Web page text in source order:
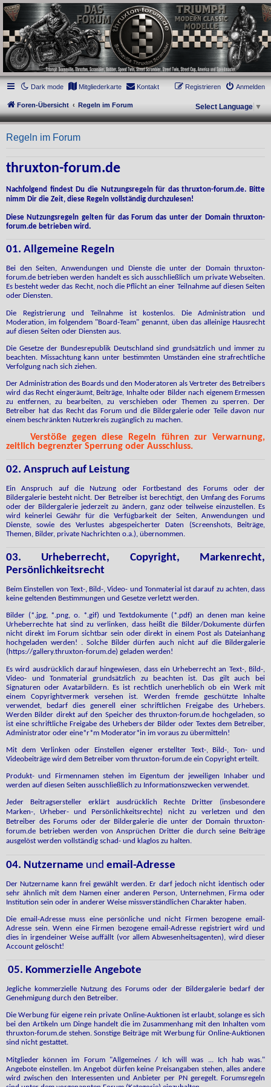
thruxton-forum.de
DAS FORUM! Alles rund um die Triumph Modern Classic Modelle. Das Forum für
die New Bonneville Baureihen ab BJ 2001. Triumph Bonneville, Thruxton,
Scrambler, Bobber, Speed Twin, Street Scrambler, Street Twin, Street Cup, America
und Speedmaster.
Dark mode
Mitgliederkarte Kontakt Anmelden
Registrieren
Foren-Übersicht Regeln im Forum Select Language ▼
Regeln im Forum
thruxton-forum.de
Nachfolgend findest Du die Nutzungsregeln für das thruxton-forum.de. Bitte
nimm Dir die Zeit, diese Regeln vollständig durchzulesen!
Diese Nutzungsregeln gelten für das Forum das unter der Domain thruxton-
forum.de betrieben wird.
01. Allgemeine Regeln
Bei den Seiten, Anwendungen und Dienste die unter der Domain thruxton-
forum.de betrieben werden handelt es sich ausschließlich um private Webseiten.
Es besteht weder das Recht, noch die Pflicht an einer Teilnahme auf diesen Seiten
oder Diensten.
Die Registrierung und Teilnahme ist kostenlos. Die Administration und
Moderation, im folgendem "Board-Team" genannt, üben das alleinige Hausrecht
auf diesen Seiten oder Diensten aus.
Die Gesetze der Bundesrepublik Deutschland sind grundsätzlich und immer zu
beachten. Missachtung kann unter bestimmten Umständen eine strafrechtliche
Verfolgung nach sich ziehen.
Der Administration des Boards und den Moderatoren als Vertreter des Betreibers
wird das Recht eingeräumt, Beiträge, Inhalte oder Bilder nach eigenem Ermessen
zu entfernen, zu bearbeiten, zu verschieben oder Themen zu sperren. Der
Betreiber hat das Recht das Forum und die Bildergalerie oder Teile davon nur
einem beschränkten Nutzerkreis zugänglich zu machen.
Verstöße gegen diese Regeln führen zur Verwarnung,
zeitlich begrenzter Sperrung oder Ausschluss.
02. Anspruch auf Leistung
Ein Anspruch auf die Nutzung oder Fortbestand des Forums oder der
Bildergalerie besteht nicht. Der Betreiber ist berechtigt, den Umfang des Forums
oder der Bildergalerie jederzeit zu ändern, ganz oder teilweise einzustellen. Es
wird keinerlei Gewähr für die Verfügbarkeit der Seiten, Anwendungen und
Dienste, sowie des Verlustes abgespeicherter Daten (Screenshots, Beiträge,
Themen, Bilder, private Nachrichten o.a.), übernommen.
03. Urheberrecht, Copyright, Markenrecht,
Persönlichkeitsrecht
Beim Einstellen von Text-, Bild-, Video- und Tonmaterial ist darauf zu achten, dass
keine geltenden Bestimmungen und Gesetze verletzt werden.
Bilder (*.jpg, *.png, o. *.gif) und Textdokumente (*.pdf) an denen man keine
Urheberrechte hat sind zu verlinken, dass heißt die Bilder/Dokumente dürfen
nicht direkt im Forum sichtbar sein oder direkt in einem Post als Dateianhang
hochgeladen werden! . Solche Bilder dürfen auch nicht auf die Bildergalerie
(https://gallery.thruxton-forum.de) geladen werden!
Es wird ausdrücklich darauf hingewiesen, dass ein Urheberrecht an Text-, Bild-,
Video- und Tonmaterial grundsätzlich zu beachten ist. Das gilt auch bei
Signaturen oder Avatarbildern. Es ist rechtlich unerheblich ob ein Werk mit
einem Copyrightvermerk versehen ist. Werden fremde geschützte Inhalte
verwendet, bedarf dies generell einer schriftlichen Freigabe des Urhebers.
Werden Bilder direkt auf den Speicher des thruxton-forum.de hochgeladen, so
ist eine schriftliche Freigabe des Urhebers der Bilder oder Textes dem Betreiber,
Administrator oder eine*r*m Moderator*in im voraus zu übermitteln!
Mit dem Verlinken oder Einstellen eigener erstellter Text-, Bild-, Ton- und
Videobeiträge wird dem Betreiber vom thruxton-forum.de ein Copyright erteilt.
Produkt- und Firmennamen stehen im Eigentum der jeweiligen Inhaber und
werden auf diesen Seiten ausschließlich zu Informationszwecken verwendet.
Jeder Beitragsersteller erklärt ausdrücklich Rechte Dritter (insbesondere
Marken-, Urheber- und Persönlichkeitsrechte) nicht zu verletzen und den
Betreiber des Forums oder der Bildergalerie die unter der Domain thruxton-
forum.de betrieben werden von Ansprüchen Dritter die durch seine Beiträge
ausgelöst werden vollständig schad- und klaglos zu halten.
04. Nutzername und email-Adresse
Der Nutzername kann frei gewählt werden. Er darf jedoch nicht identisch oder
sehr ähnlich mit dem Namen einer anderen Person, Unternehmen, Firma oder
Institution sein oder in anderer Weise missverständlichen Charakter haben.
Die email-Adresse muss eine persönliche und nicht Firmen bezogene email-
Adresse sein. Wenn eine Firmen bezogene email-Adresse registriert wird und
dies in irgendeiner Weise auffällt (vor allem Abwesenheitsagenten), wird dieser
Account gelöscht!
05. Kommerzielle Angebote
Jegliche kommerzielle Nutzung des Forums oder der Bildergalerie bedarf der
Genehmigung durch den Betreiber.
Die Werbung für eigene rein private Online-Auktionen ist erlaubt, solange es sich
bei den Artikeln um Dinge handelt die im Zusammenhang mit den Inhalten vom
thruxton-forum.de stehen. Sonstige Beiträge mit Werbung für Online-Auktionen
sind nicht gestattet.
Mitglieder können im Forum "Allgemeines / Ich will was ... Ich hab was."
Angebote einstellen. Im Angebot dürfen keine Preisangaben stehen, alles andere
wird zwischen den Interessenten und Anbieter per PN geregelt. Forumsregeln